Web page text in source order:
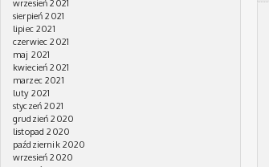
wrzesień 2021
sierpień 2021
lipiec 2021
czerwiec 2021
maj 2021
kwiecień 2021
marzec 2021
luty 2021
styczeń 2021
grudzień 2020
listopad 2020
październik 2020
wrzesień 2020